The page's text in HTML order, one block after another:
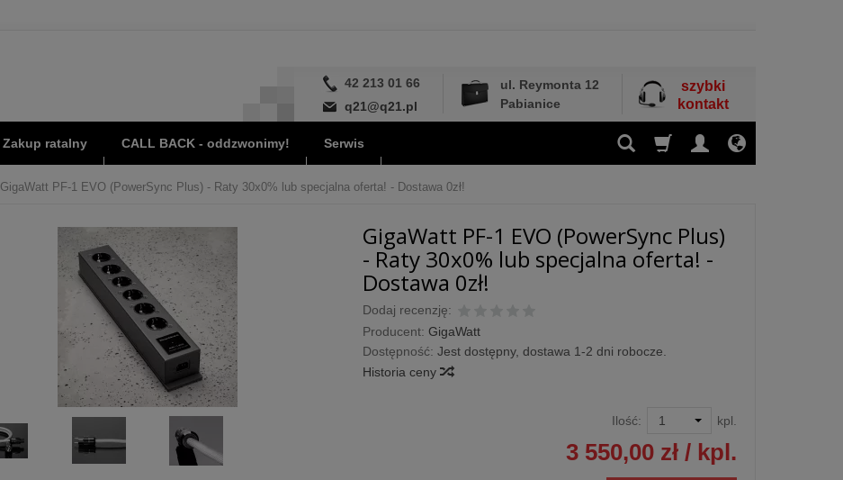
42 213 01 66
q21@q21.pl
ul. Reymonta 12
Pabianice
szybki
kontakt
Zakup ratalny CALL BACK - oddzwonimy! Serwis
GigaWatt PF-1 EVO (PowerSync Plus) - Raty 30x0% lub specjalna oferta! - Dostawa 0zł!
GigaWatt PF-1 EVO (PowerSync Plus)
- Raty 30x0% lub specjalna oferta! -
Dostawa 0zł!
Dodaj recenzję:
Producent: GigaWatt
Dostępność: Jest dostępny, dostawa 1-2 dni robocze.
Historia ceny
Ilość: kpl.
3 550,00 zł/ kpl.